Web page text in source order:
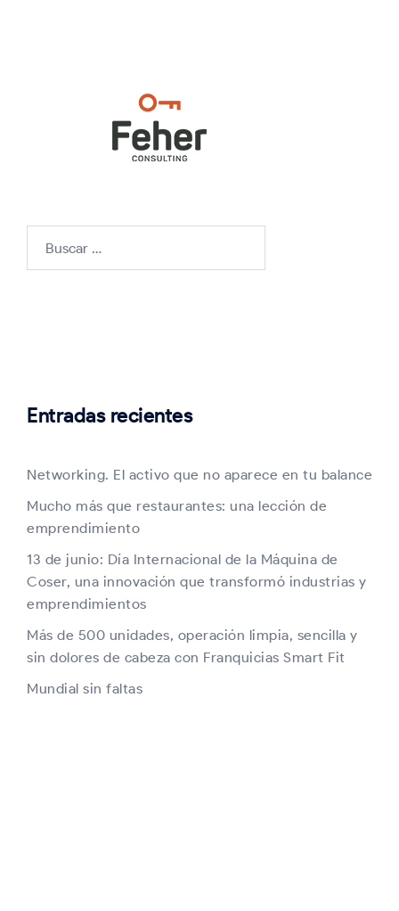
Entradas recientes
Networking. El activo que no aparece en tu balance
Mucho más que restaurantes: una lección de
emprendimiento
13 de junio: Día Internacional de la Máquina de
Coser, una innovación que transformó industrias y
emprendimientos
Más de 500 unidades, operación limpia, sencilla y
sin dolores de cabeza con Franquicias Smart Fit
Mundial sin faltas